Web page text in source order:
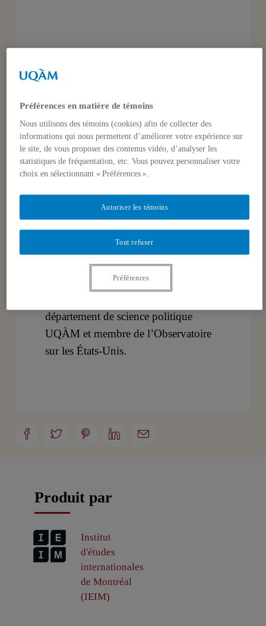
Sébastien Barthe
et chercheur à l’Observatoire sur les
États-Unis.
Président de séance
en science politique UQÀM et co-
directeur «Les élections présidentielles
Commentateur
département de science politique
UQÀM et membre de l’Observatoire
sur les États-Unis.
Produit par
Institut
d'études
internationales
de Montréal
(IEIM)
Préférences en matière de témoins
Nous utilisons des témoins (cookies) afin de collecter des
informations qui nous permettent d’améliorer votre expérience sur
le site, de vous proposer des contenus vidéo, d’analyser les
statistiques de fréquentation, etc. Vous pouvez personnaliser votre
choix en sélectionnant « Préférences ».
Tout refuser
Autoriser les témoins
Préférences